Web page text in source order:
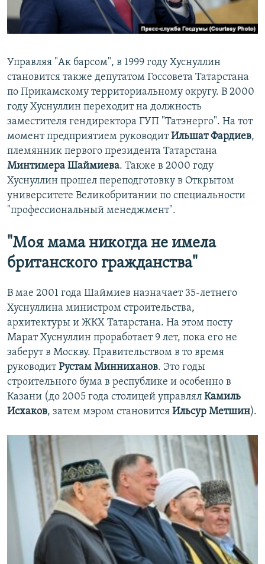
Управляя "Ак барсом", в 1999 году Хуснуллин
становится также депутатом Госсовета Татарстана
по Прикамскому территориальному округу. В 2000
году Хуснуллин переходит на должность
заместителя гендиректора ГУП "Татэнерго". На тот
момент предприятием руководитИльшат Фардиев,
племянник первого президента Татарстана
Минтимера Шаймиева. Также в 2000 году
Хуснуллин прошел переподготовку в Открытом
университете Великобритании по специальности
"профессиональный менеджмент".
"Моя мама никогда не имела
британского гражданства"
В мае 2001 года Шаймиев назначает 35-летнего
Хуснуллина министром строительства,
архитектуры и ЖКХ Татарстана. На этом посту
Марат Хуснуллин проработает 9 лет, пока его не
заберут в Москву. Правительством в то время
руководитРустам Минниханов. Это годы
строительного бума в республике и особенно в
Казани (до 2005 года столицей управлял Камиль
Исхаков, затем мэром становится Ильсур Метшин).